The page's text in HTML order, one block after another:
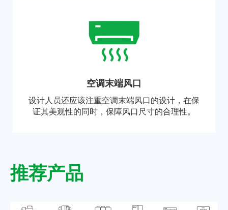
空调末端风口
设计人员还应该注重空调末端风口的设计，在保
证其美观性的同时，保障风口尺寸的合理性。
推荐产品